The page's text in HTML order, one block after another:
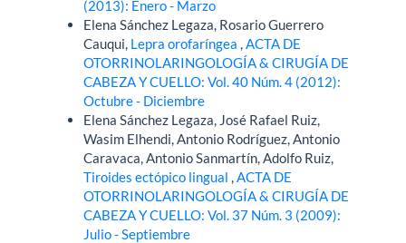
(2013): Enero - Marzo
Elena Sánchez Legaza, Rosario Guerrero
Cauqui, Lepra orofaríngea,ACTA DE
OTORRINOLARINGOLOGÍA & CIRUGÍA DE
CABEZA Y CUELLO: Vol. 40 Núm. 4 (2012):
Octubre - Diciembre
Elena Sánchez Legaza, José Rafael Ruiz,
Wasim Elhendi, Antonio Rodríguez, Antonio
Caravaca, Antonio Sanmartín, Adolfo Ruiz,
Tiroides ectópico lingual,ACTA DE
OTORRINOLARINGOLOGÍA & CIRUGÍA DE
CABEZA Y CUELLO: Vol. 37 Núm. 3 (2009):
Julio - Septiembre